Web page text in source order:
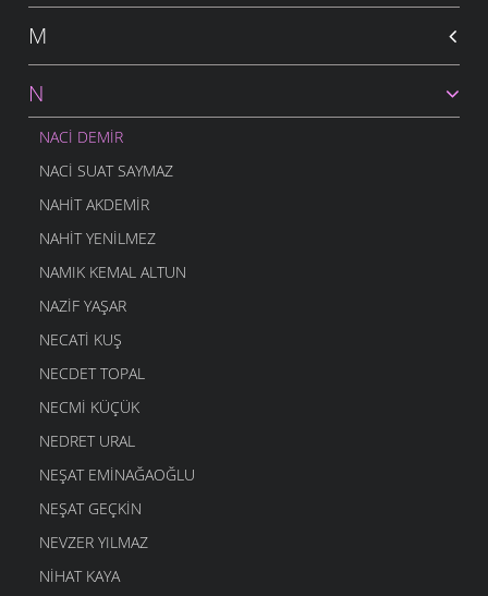
M
N
NACI DEMIR
NACI SUAT SAYMAZ
NAHIT AKDEMIR
NAHIT YENILMEZ
NAMIK KEMAL ALTUN
NAZIF YAŞAR
NECATI KUŞ
NECDET TOPAL
NECMI KÜÇÜK
NEDRET URAL
NEŞAT EMINAĞAOĞLU
NEŞAT GEÇKIN
NEVZER YILMAZ
NIHAT KAYA